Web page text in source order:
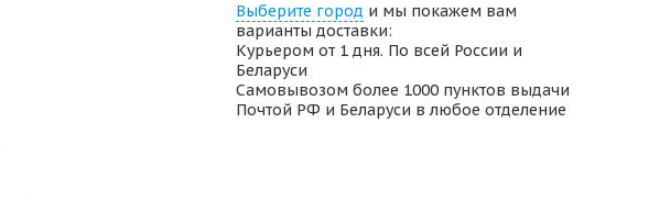
Выберите город и мы покажем вам
варианты доставки:
Курьером от 1 дня. По всей России и
Беларуси
Самовывозом более 1000 пунктов выдачи
Почтой РФ и Беларуси в любое отделение